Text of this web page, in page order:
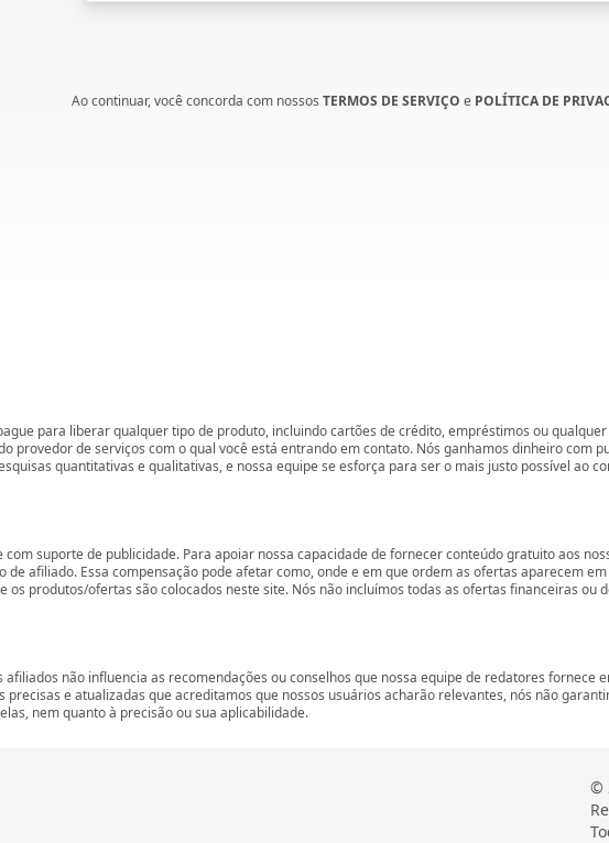
Ao continuar, você concorda com nossos TERMOS DE SERVIÇO e POLÍTICA DE
para liberar qualquer tipo de produto, incluindo cartões de crédito, empréstimos ou
provedor de serviços com o qual você está entrando em contato. Nós ganhamos dinheiro com
quantitativas e qualitativas, e nossa equipe se esforça para ser o mais justo possível ao
suporte de publicidade. Para apoiar nossa capacidade de fornecer conteúdo gratuito aos
de afiliado. Essa compensação pode afetar como, onde e em que ordem as ofertas aparecem
produtos/ofertas são colocados neste site. Nós não incluímos todas as ofertas financeiras ou
não influencia as recomendações ou conselhos que nossa equipe de redatores fornece
e atualizadas que acreditamos que nossos usuários acharão relevantes, nós não
nem quanto à precisão ou sua aplicabilidade.
©